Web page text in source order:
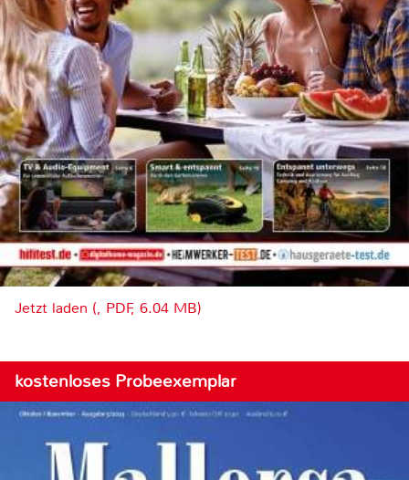
Jetzt laden (, PDF, 6.04 MB)
kostenloses Probeexemplar